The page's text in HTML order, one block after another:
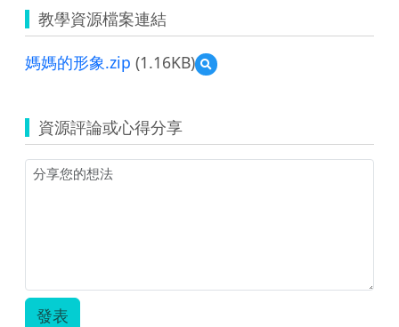
教學資源檔案連結
媽媽的形象.zip (1.16KB)
預
覽
形
象.zip
資源評論或心得分享
發表